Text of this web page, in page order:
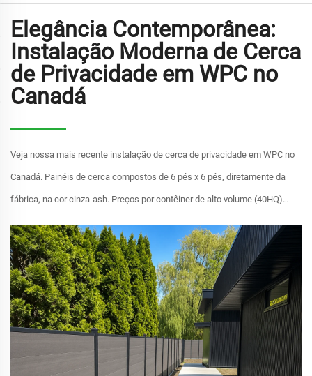
Elegância Contemporânea:
Instalação Moderna de Cerca
de Privacidade em WPC no
Canadá
Veja nossa mais recente instalação de cerca de privacidade em WPC no
Canadá. Painéis de cerca compostos de 6 pés x 6 pés, diretamente da
fábrica, na cor cinza-ash. Preços por contêiner de alto volume (40HQ)